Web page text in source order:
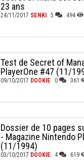
23 ans
24/11/2017 SENKI 5 494
Test de Secret of
PlayerOne #47 (11/
09/10/2017 DOOKIE 0 361
Dossier de 10 pages
- Magazine Nintendo
(11/1994)
03/10/2017 DOOKIE 4 619